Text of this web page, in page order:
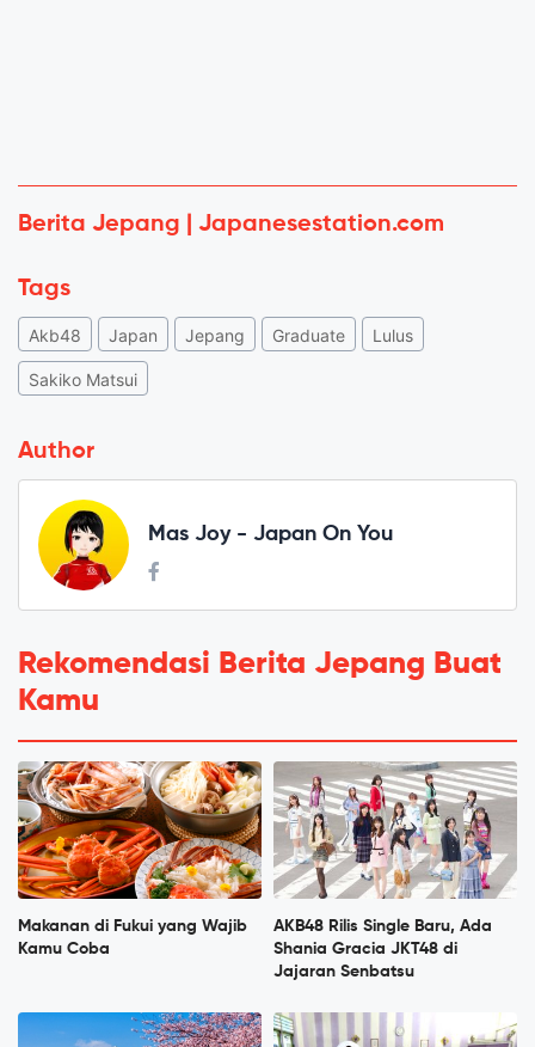
Berita Jepang | Japanesestation.com
Tags
Akb48 Japan Jepang Graduate Lulus
Sakiko Matsui
Author
Mas Joy - Japan On You
Rekomendasi Berita Jepang Buat
Kamu
Makanan di Fukui yang Wajib
Kamu Coba
AKB48 Rilis Single Baru, Ada
Shania Gracia JKT48 di
Jajaran Senbatsu